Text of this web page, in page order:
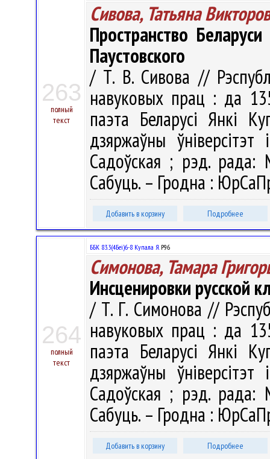
263
полный
текст
Сивова, Татьяна
Пространство
Паустовского
/ Т. В. Сивова //
навуковых прац : да
паэта Беларусі Янкі
дзяржаўны
Садоўская ; рэд. рада:
Сабуць. – Гродна :
Добавить в корзину Подробнее
264
полный
текст
ББК 83.3(4Беі)6-8 Купала Я.Р96
Симонова, Тамара
Инсценировки русской
/ Т. Г. Симонова //
навуковых прац : да
паэта Беларусі Янкі
дзяржаўны
Садоўская ; рэд. рада:
Сабуць. – Гродна :
Добавить в корзину Подробнее